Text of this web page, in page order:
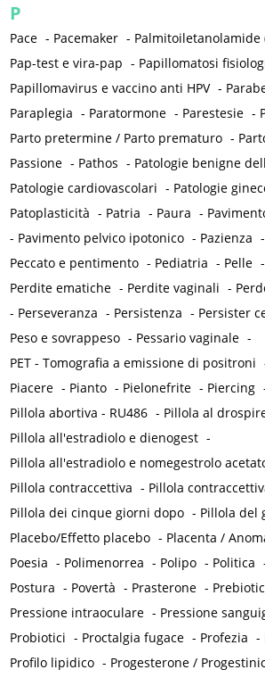
P
Pace - Pacemaker - Palmitoiletanolamide
Pap-test e vira-pap - Papillomatosi
Papillomavirus e vaccino anti HPV -
Paraplegia - Paratormone - Parestesie -
Parto pretermine / Parto prematuro -
Passione - Pathos - Patologie benigne
Patologie cardiovascolari - Patologie
Patoplasticità - Patria - Paura -
- Pavimento pelvico ipotonico - Pazienza -
Peccato e pentimento - Pediatria - Pelle -
Perdite ematiche - Perdite vaginali -
- Perseveranza - Persistenza - Persister
Peso e sovrappeso - Pessario vaginale -
PET - Tomografia a emissione di positroni
Piacere - Pianto - Pielonefrite - Piercing
Pillola abortiva - RU486 - Pillola al
Pillola all'estradiolo e dienogest -
Pillola all'estradiolo e nomegestrolo
Pillola contraccettiva - Pillola
Pillola dei cinque giorni dopo - Pillola del
Placebo/Effetto placebo - Placenta /
Poesia - Polimenorrea - Polipo - Politica
Postura - Povertà - Prasterone -
Pressione intraoculare - Pressione
Probiotici - Proctalgia fugace - Profezia -
Profilo lipidico - Progesterone /